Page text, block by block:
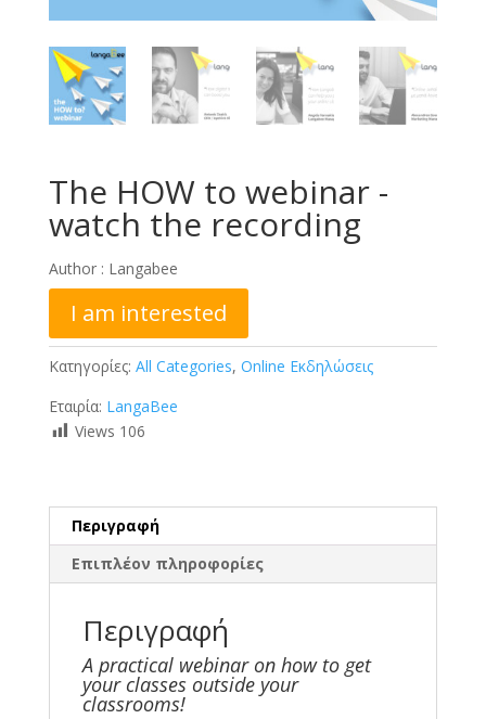
The HOW to webinar -
watch the recording
Author : Langabee
I am interested
Κατηγορίες: All Categories, Online Εκδηλώσεις
Εταιρία: LangaBee
Views 106
Περιγραφή
Επιπλέον πληροφορίες
Περιγραφή
A practical webinar on how to get
your classes outside your
classrooms!